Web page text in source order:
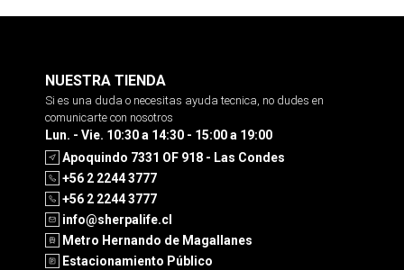
NUESTRA TIENDA
Si es una duda o necesitas ayuda tecnica, no dudes en
comunicarte con nosotros
Lun. - Vie. 10:30 a 14:30 - 15:00 a 19:00
Apoquindo 7331 OF 918 - Las Condes
+56 2 2244 3777
+56 2 2244 3777
info@sherpalife.cl
Metro Hernando de Magallanes
Estacionamiento Público